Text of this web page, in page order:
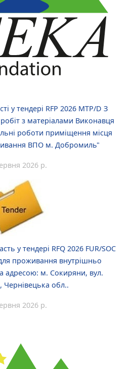
у тендері RFP 2026 MTP/D З
з матеріалами Виконавця
роботи приміщення місця
ВПО м. Добромиль"
2026 р.
у тендері RFQ 2026 FUR/SOC
для проживання внутрішньо
адресою: м. Сокиряни, вул.
Чернівецька обл..
2026 р.